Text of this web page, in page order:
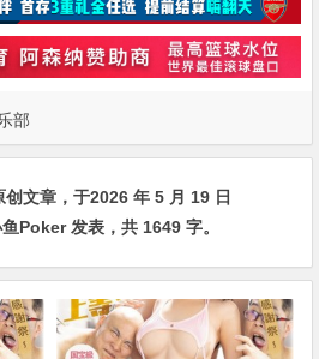
部
创文章，于2026 年 5 月 19 日
鱼Poker发表，共 1649 字。